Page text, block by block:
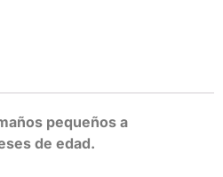
pequeños a
de edad.